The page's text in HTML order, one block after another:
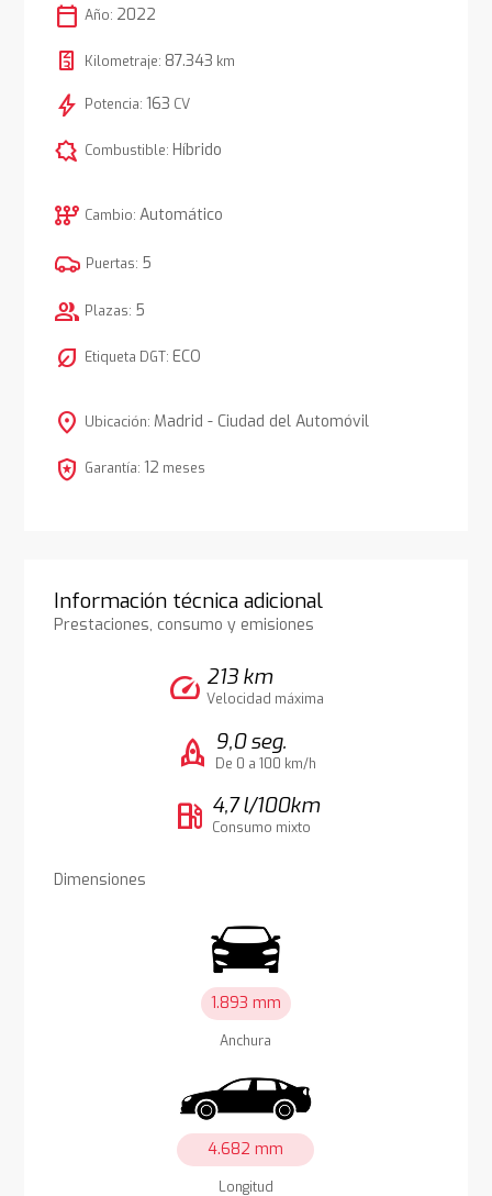
calendar_today Año: 2022
Kilometraje: 87.343 km
bolt Potencia: 163 CV
comic_bubble Combustible: Híbrido
auto_transmission Cambio: Automático
Puertas: 5
group Plazas: 5
nest_eco_leaf Etiqueta DGT: ECO
location_on Ubicación: Madrid - Ciudad del Automóvil
local_police Garantía: 12 meses
Información técnica adicional
Prestaciones, consumo y emisiones
speed 213 km
Velocidad máxima
rocket 9,0 seg.
De 0 a 100 km/h
local_gas_station 4,7 l/100km
Consumo mixto
Dimensiones
1.893 mm
Anchura
4.682 mm
Longitud